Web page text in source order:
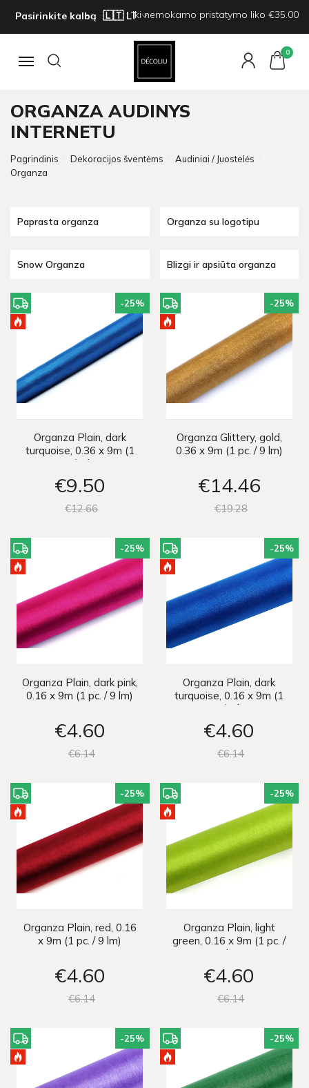
Pasirinkite kalbą Iki nemokamo pristatymo liko €35.00
Navigacija
0
ORGANZA AUDINYS
INTERNETU
Pagrindinis Dekoracijos šventėms
Audiniai / Juostelės
Organza
Paprasta organza Organza su logotipu
Snow Organza Blizgi ir apsiūta organza
-25%
Organza Plain, dark
turquoise, 0.36 x 9m (1
pc. / 9 lm)
€9 50
€1266
-25%
Organza Glittery, gold,
0.36 x 9m (1 pc. / 9 lm)
€14 46
€1928
-25%
Organza Plain, dark pink,
0.16 x 9m (1 pc. / 9 lm)
€4 60
€614
-25%
Organza Plain, dark
turquoise, 0.16 x 9m (1
pc. / 9 lm)
€4 60
€614
-25%
Organza Plain, red, 0.16
x 9m (1 pc. / 9 lm)
€4 60
€614
-25%
Organza Plain, light
green, 0.16 x 9m (1 pc. /
9 lm)
€4 60
€614
-25% -25%